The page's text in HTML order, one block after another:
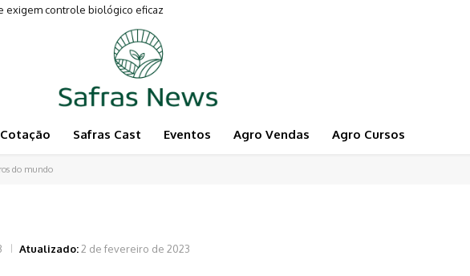
controle biológico eficaz
Cotação Safras Cast Eventos Agro Vendas Agro Cursos
do mundo
Atualizado:2 de fevereiro de 2023